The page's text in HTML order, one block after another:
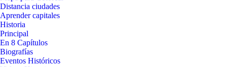
Distancia ciudades
Aprender capitales
Historia
Principal
En 8 Capítulos
Biografías
Eventos Históricos